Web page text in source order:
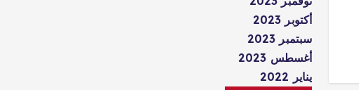
أكتوبر 2023
سبتمبر 2023
أغسطس 2023
يناير 2022